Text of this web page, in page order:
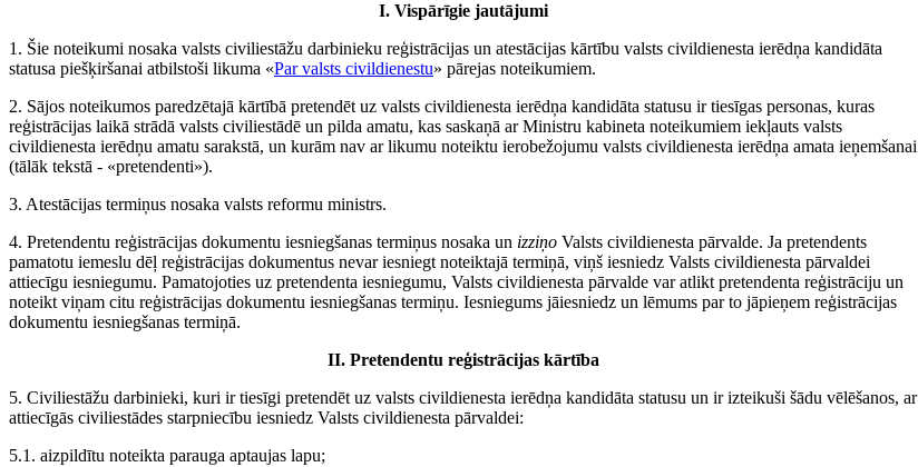
I. Vispārīgie jautājumi
1. Šie noteikumi nosaka valsts civiliestāžu darbinieku reģistrācijas un atestācijas kārtību valsts civildienesta ierēdņa kandidāta
statusa piešķiršanai atbilstoši likuma «Par valsts civildienestu» pārejas noteikumiem.
2. Sājos noteikumos paredzētajā kārtībā pretendēt uz valsts civildienesta ierēdņa kandidāta statusu ir tiesīgas personas, kuras
reģistrācijas laikā strādā valsts civiliestādē un pilda amatu, kas saskaņā ar Ministru kabineta noteikumiem iekļauts valsts
civildienesta ierēdņu amatu sarakstā, un kurām nav ar likumu noteiktu ierobežojumu valsts civildienesta ierēdņa amata ieņemšanai
(tālāk tekstā - «pretendenti»).
3. Atestācijas termiņus nosaka valsts reformu ministrs.
4. Pretendentu reģistrācijas dokumentu iesniegšanas termiņus nosaka un izziņo Valsts civildienesta pārvalde. Ja pretendents
pamatotu iemeslu dēļ reģistrācijas dokumentus nevar iesniegt noteiktajā termiņā, viņš iesniedz Valsts civildienesta pārvaldei
attiecīgu iesniegumu. Pamatojoties uz pretendenta iesniegumu, Valsts civildienesta pārvalde var atlikt pretendenta reģistrāciju un
noteikt viņam citu reģistrācijas dokumentu iesniegšanas termiņu. Iesniegums jāiesniedz un lēmums par to jāpieņem reģistrācijas
dokumentu iesniegšanas termiņā.
II. Pretendentu reģistrācijas kārtība
5. Civiliestāžu darbinieki, kuri ir tiesīgi pretendēt uz valsts civildienesta ierēdņa kandidāta statusu un ir izteikuši šādu vēlēšanos, ar
attiecīgās civiliestādes starpniecību iesniedz Valsts civildienesta pārvaldei:
5.1. aizpildītu noteikta parauga aptaujas lapu;